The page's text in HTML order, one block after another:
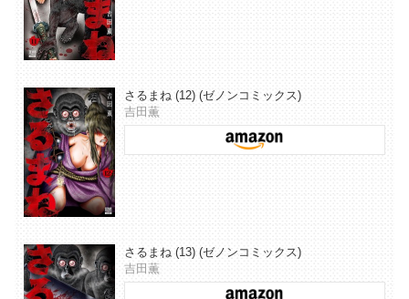
さるまね (12) (ゼノンコミックス)
吉田薫
さるまね (13) (ゼノンコミックス)
吉田薫